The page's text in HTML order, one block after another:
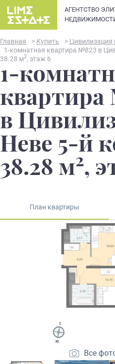
АГЕНТСТВО
Санкт-
Главная > Купить > Цивилизация
1-комнатная квартира №823 в
38.28 м2, этаж 6
1-
квартира
в
Неве 5-й
38.28 м2,
План квартиры
Все